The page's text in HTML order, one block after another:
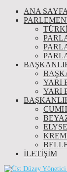
ANA SAYFA
YARI
YARI
İLETIŞIM